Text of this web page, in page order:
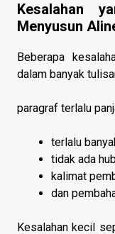
Kesalahan
Menyusun
Beberapa
dalam banyak
paragraf terlalu
terlalu
tidak ada
kalimat
dan
Kesalahan kecil